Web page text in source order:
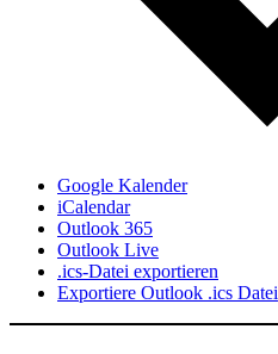
Google Kalender
iCalendar
Outlook 365
Outlook Live
.ics-Datei exportieren
Exportiere Outlook .ics Datei